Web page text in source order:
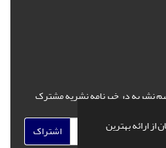
ارائه بهترین
نشریه در خبرنامه نشریه مشترک
اشتراک